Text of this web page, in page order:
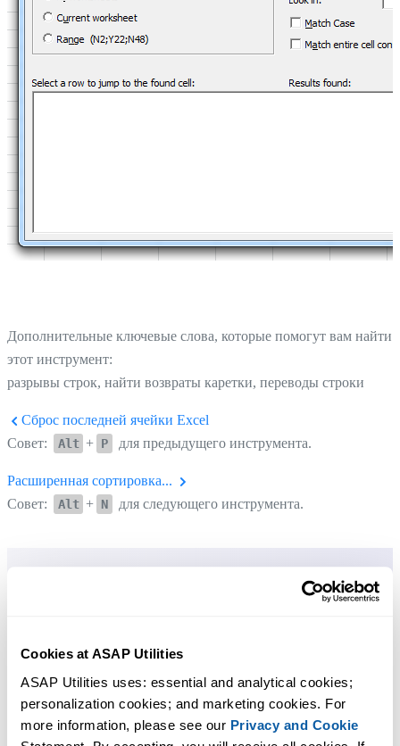
Cookies at ASAP Utilities
ASAP Utilities uses: essential and analytical cookies;
personalization cookies; and marketing cookies. For
more information, please see our Privacy and Cookie
Дополнительные ключевые слова, которые помогут вам найти
этот инструмент:
разрывы строк, найти возвраты каретки, переводы строки
Сброс последней ячейки Excel
Совет:
Alt + P для предыдущего инструмента.
Расширенная сортировка...
Совет:
Alt + N для следующего инструмента.